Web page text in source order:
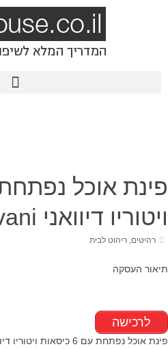
ויטוריו דיוואני Vitorio Divani
רהיטים, ריהוט לבית
תיאור העסקה
לרכישה
פינת אוכל נפתחת עם 6 כיסאות ויטוריו דיוואני